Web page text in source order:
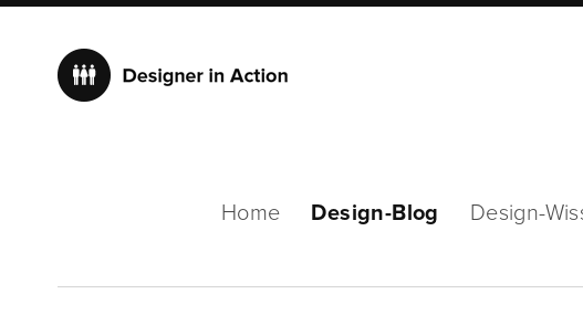
Home Design-Blog Design-